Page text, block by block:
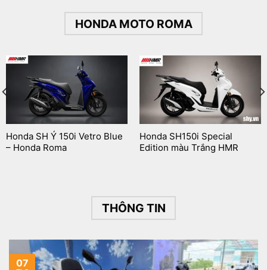
HONDA MOTO ROMA
Honda SH Ý 150i Vetro Blue
– Honda Roma
Honda SH150i Special
Edition màu Trắng HMR
THÔNG TIN
07